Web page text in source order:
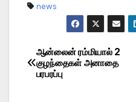
news
Post
navigation
ஆன்லைன் ரம்மியால் 2
குழந்தைகள் அனாதை
பரபரப்பு